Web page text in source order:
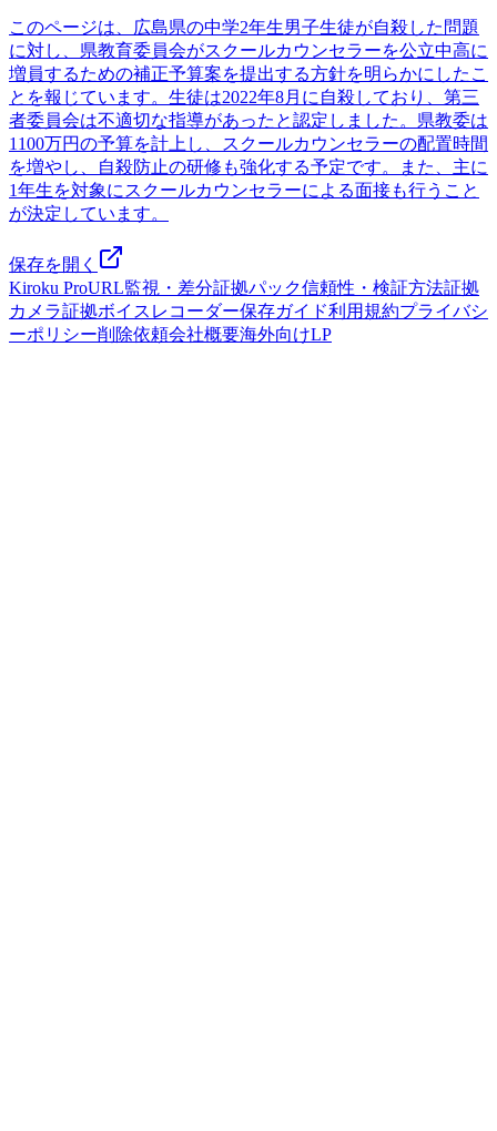
このページは、広島県の中学2年生男子生徒が自殺した問題
に対し、県教育委員会がスクールカウンセラーを公立中高に
増員するための補正予算案を提出する方針を明らかにしたこ
とを報じています。生徒は2022年8月に自殺しており、第三
者委員会は不適切な指導があったと認定しました。県教委は
1100万円の予算を計上し、スクールカウンセラーの配置時間
を増やし、自殺防止の研修も強化する予定です。また、主に
1年生を対象にスクールカウンセラーによる面接も行うこと
が決定しています。
保存を開く
Kiroku ProURL監視・差分証拠パック信頼性・検証方法証拠
カメラ証拠ボイスレコーダー保存ガイド利用規約プライバシ
ーポリシー削除依頼会社概要海外向けLP